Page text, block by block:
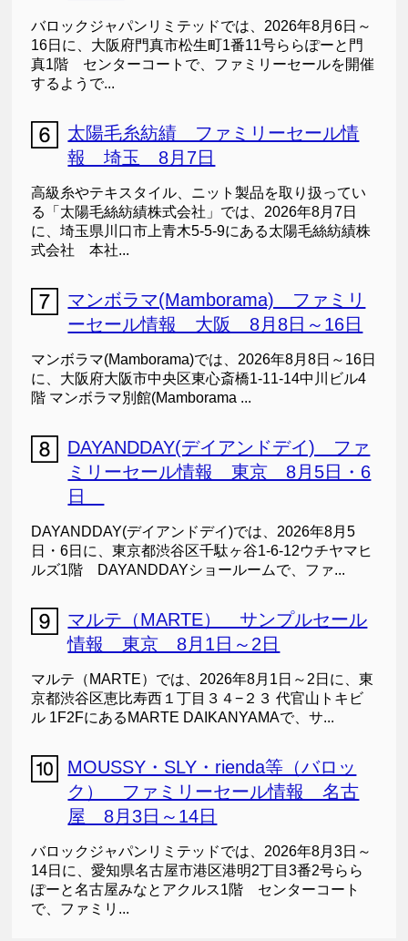
バロックジャパンリミテッドでは、2026年8月6日～
16日に、大阪府門真市松生町1番11号ららぽーと門
真1階 センターコートで、ファミリーセールを開催
するようで...
太陽毛糸紡績 ファミリーセール情
報 埼玉 8月7日
高級糸やテキスタイル、ニット製品を取り扱ってい
る「太陽毛絲紡績株式会社」では、2026年8月7日
に、埼玉県川口市上青木5-5-9にある太陽毛絲紡績株
式会社 本社...
マンボラマ(Mamborama) ファミリ
ーセール情報 大阪 8月8日～16日
マンボラマ(Mamborama)では、2026年8月8日～16日
に、大阪府大阪市中央区東心斎橋1-11-14中川ビル4
階 マンボラマ別館(Mamborama ...
DAYANDDAY(デイアンドデイ) ファ
ミリーセール情報 東京 8月5日・6
日
DAYANDDAY(デイアンドデイ)では、2026年8月5
日・6日に、東京都渋谷区千駄ヶ谷1-6-12ウチヤマヒ
ルズ1階 DAYANDDAYショールームで、ファ...
マルテ（MARTE） サンプルセール
情報 東京 8月1日～2日
マルテ（MARTE）では、2026年8月1日～2日に、東
京都渋谷区恵比寿西１丁目３４−２３ 代官山トキビ
ル 1F2FにあるMARTE DAIKANYAMAで、サ...
MOUSSY・SLY・rienda等（バロッ
ク） ファミリーセール情報 名古
屋 8月3日～14日
バロックジャパンリミテッドでは、2026年8月3日～
14日に、愛知県名古屋市港区港明2丁目3番2号らら
ぽーと名古屋みなとアクルス1階 センターコート
で、ファミリ...